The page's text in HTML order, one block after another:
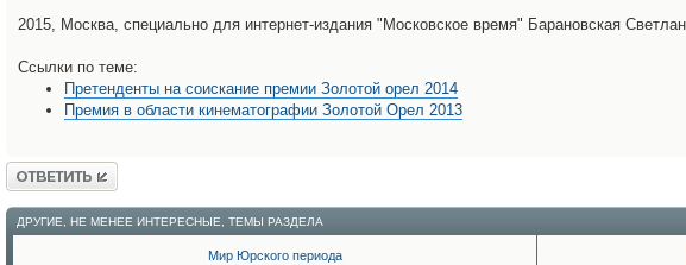
2015, Москва, специально для интернет-издания "Московское время" Барановская
Ссылки по теме:
Претенденты на соискание премии Золотой орел 2014
Премия в области кинематографии Золотой Орел 2013
Ответить
ДРУГИЕ, НЕ МЕНЕЕ ИНТЕРЕСНЫЕ, ТЕМЫ РАЗДЕЛА
Мир Юрского периода